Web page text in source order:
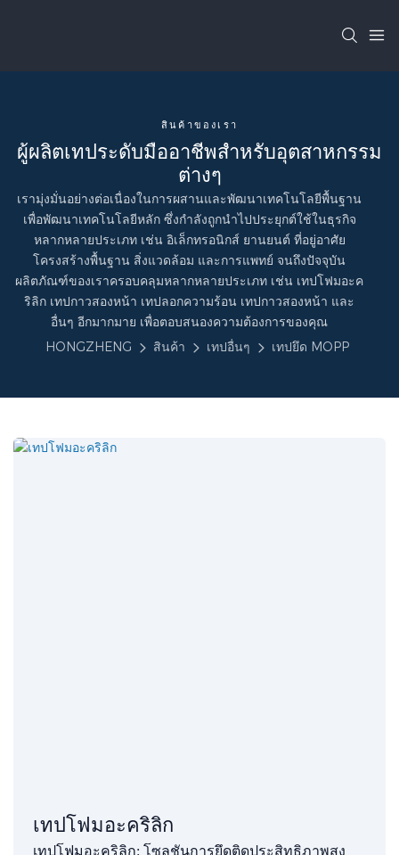
สินค้าของเรา
ผู้ผลิตเทประดับมืออาชีพสำหรับอุตสาหกรรม
ต่างๆ
เรามุ่งมั่นอย่างต่อเนื่องในการผสานและพัฒนาเทคโนโลยีพื้นฐาน
เพื่อพัฒนาเทคโนโลยีหลัก ซึ่งกำลังถูกนำไปประยุกต์ใช้ในธุรกิจ
หลากหลายประเภท เช่น อิเล็กทรอนิกส์ ยานยนต์ ที่อยู่อาศัย
โครงสร้างพื้นฐาน สิ่งแวดล้อม และการแพทย์ จนถึงปัจจุบัน
ผลิตภัณฑ์ของเราครอบคลุมหลากหลายประเภท เช่น เทปโฟมอะค
ริลิก เทปกาวสองหน้า เทปลอกความร้อน เทปกาวสองหน้า และ
อื่นๆ อีกมากมาย เพื่อตอบสนองความต้องการของคุณ
HONGZHENG
สินค้า เทปอื่นๆ เทปยึด MOPP
เทปโฟมอะคริลิก
เทปโฟมอะคริลิก: โซลูชันการยึดติดประสิทธิภาพสูง